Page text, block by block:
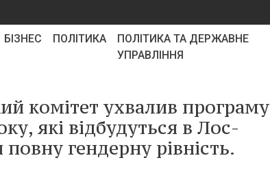
БІЗНЕС ПОЛІТИКА
ПОЛІТИКА ТА ДЕРЖАВНЕ
УПРАВЛІННЯ
комітет ухвалив програму
які відбудуться в Лос-
гендерну рівність.